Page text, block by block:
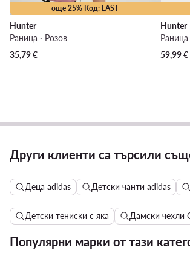
още 25% Код: LAST
Hunter
Раница · Розов
35,79€
Hunter
Раница
59,99€
Други клиенти са търсили
Деца adidas Детски чанти adidas
Детски тениски с яка Дамски чехли
Популярни марки от тази